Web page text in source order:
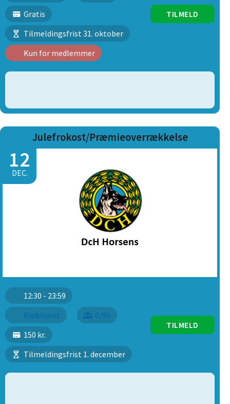
Gratis
Tilmeldingsfrist 31. oktober
Kun for medlemmer
TILMELD
Julefrokost/Præmieoverrækkelse
12
DEC.
12:30 - 23:59
Klubhuset
0/99
150 kr.
Tilmeldingsfrist 1. december
TILMELD